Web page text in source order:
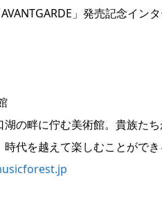
」発売記念イ
の畔に佇む美術館。貴族た
代を越えて楽しむことができ